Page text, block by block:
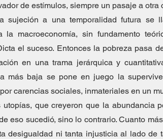
de estímulos, siempre un pasaje a otra
sujeción a una temporalidad futura se
la macroeconomía, sin fundamento
el suceso. Entonces la pobreza pasa
en una trama jerárquica y
más baja se pone en juego la
carencias sociales, inmateriales en un
que creyeron que la abundancia
eso sucedió, sino lo contrario. Cuanto
desigualdad ni tanta injusticia al lado de